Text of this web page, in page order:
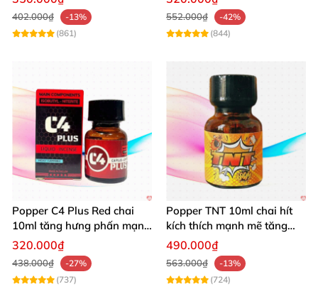
402.000₫
-13%
(861)
552.000₫
-42%
(844)
Popper C4 Plus Red chai
10ml tăng hưng phấn mạnh
mẽ kích thích
320.000₫
438.000₫
-27%
(737)
Popper TNT 10ml chai hít
kích thích mạnh mẽ tăng
cảm giác
490.000₫
563.000₫
-13%
(724)